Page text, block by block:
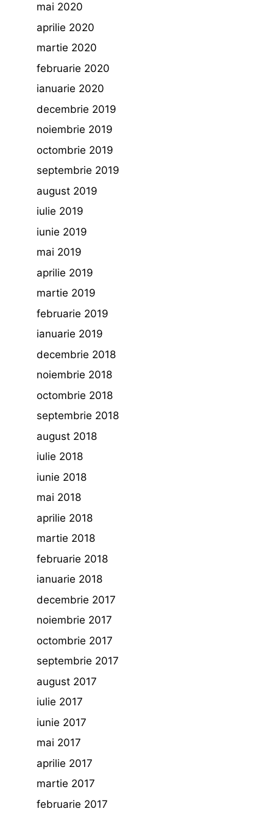
mai 2020
aprilie 2020
martie 2020
februarie 2020
ianuarie 2020
decembrie 2019
noiembrie 2019
octombrie 2019
septembrie 2019
august 2019
iulie 2019
iunie 2019
mai 2019
aprilie 2019
martie 2019
februarie 2019
ianuarie 2019
decembrie 2018
noiembrie 2018
octombrie 2018
septembrie 2018
august 2018
iulie 2018
iunie 2018
mai 2018
aprilie 2018
martie 2018
februarie 2018
ianuarie 2018
decembrie 2017
noiembrie 2017
octombrie 2017
septembrie 2017
august 2017
iulie 2017
iunie 2017
mai 2017
aprilie 2017
martie 2017
februarie 2017